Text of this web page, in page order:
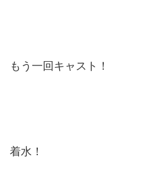
もう一回キャスト！
着水！